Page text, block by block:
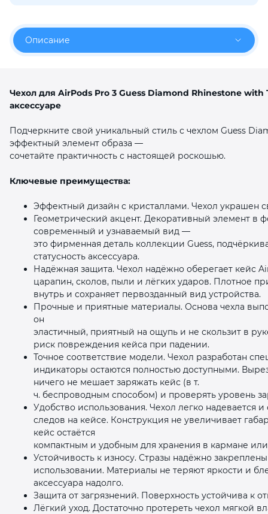
Описание
Чехол для AirPods Pro 3 Guess Diamond Rhinestone
аксессуаре
Подчеркните свой уникальный стиль с чехлом Guess
эффектный элемент образа —
сочетайте практичность с настоящей роскошью.
Ключевые преимущества:
Эффектный дизайн с кристаллами. Чехол украшен
Геометрический акцент. Декоративный элемент в
современный и узнаваемый вид —
это фирменная деталь коллекции Guess,
статусность аксессуара.
Надёжная защита. Чехол надёжно оберегает кейс
царапин, сколов, пыли и лёгких ударов. Плотное
внутрь и сохраняет первозданный вид устройства.
Прочные и приятные материалы. Основа чехла
он
эластичный, приятный на ощупь и не скользит в
риск повреждения кейса при падении.
Точное соответствие модели. Чехол разработан
индикаторы остаются полностью доступными.
ничего не мешает заряжать кейс (в т.
ч. беспроводным способом) и проверять уровень
Удобство использования. Чехол легко надевается
следов на кейсе. Конструкция не увеличивает
кейс остаётся
компактным и удобным для хранения в кармане
Устойчивость к износу. Стразы надёжно
использовании. Материалы не теряют яркости и
аксессуара надолго.
Защита от загрязнений. Поверхность устойчива к
Лёгкий уход. Достаточно протереть чехол мягкой
раз в 2 недели